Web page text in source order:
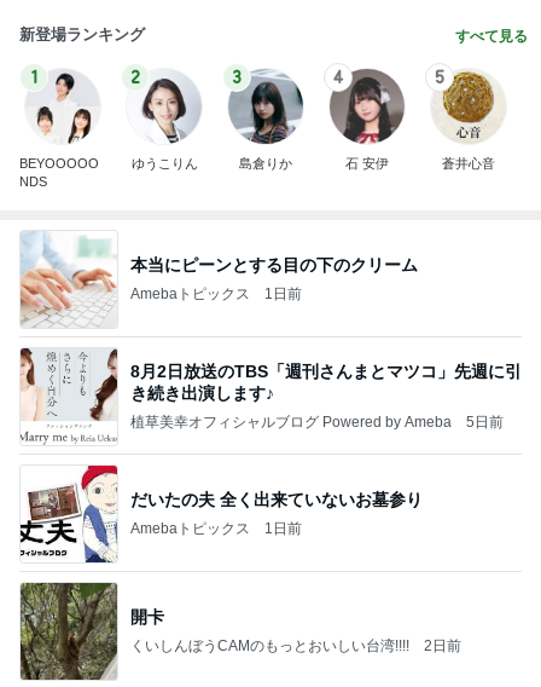
新登場ランキング すべて見る
1
BEYOOOOO
NDS
2
ゆうこりん
3
島倉りか
4
石 安伊
5
蒼井心音
本当にピーンとする目の下のクリーム
Amebaトピックス 1日前
8月2日放送のTBS「週刊さんまとマツコ」先週に引
き続き出演します♪
植草美幸オフィシャルブログ Powered by Ameba 5日前
だいたの夫 全く出来ていないお墓参り
Amebaトピックス 1日前
開卡
くいしんぼうCAMのもっとおいしい台湾!!!! 2日前